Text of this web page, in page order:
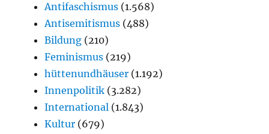
Antifaschismus (1.568)
Antisemitismus (488)
Bildung (210)
Feminismus (219)
hüttenundhäuser (1.192)
Innenpolitik (3.282)
International (1.843)
Kultur (679)